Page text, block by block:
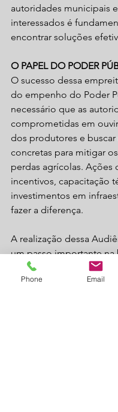
autoridades municipais
interessados é
encontrar soluções
O PAPEL DO PODER
O sucesso dessa
do empenho do Poder
necessário que as
comprometidas em
dos produtores e buscar
concretas para mitigar
perdas agrícolas. Ações
incentivos, capacitação
investimentos em
fazer a diferença.
A realização dessa
um passo importante
soluções para os
pelos produtores de
Phone Email